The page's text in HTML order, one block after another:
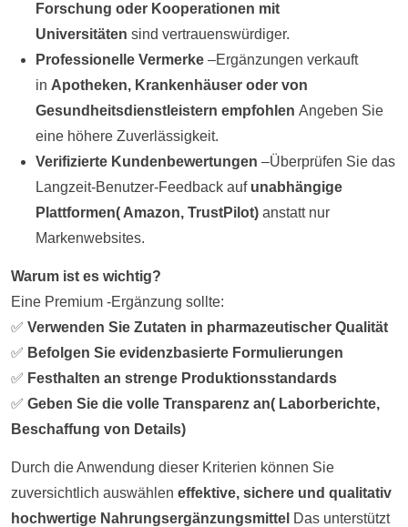
Forschung oder Kooperationen mit
Universitäten sind vertrauenswürdiger.
Professionelle Vermerke –Ergänzungen verkauft
in Apotheken, Krankenhäuser oder von
Gesundheitsdienstleistern empfohlen Angeben Sie
eine höhere Zuverlässigkeit.
Verifizierte Kundenbewertungen –Überprüfen Sie das
Langzeit-Benutzer-Feedback auf unabhängige
Plattformen( Amazon, TrustPilot) anstatt nur
Markenwebsites.
Warum ist es wichtig?
Eine Premium -Ergänzung sollte:
✅ Verwenden Sie Zutaten in pharmazeutischer Qualität
✅ Befolgen Sie evidenzbasierte Formulierungen
✅ Festhalten an strenge Produktionsstandards
✅ Geben Sie die volle Transparenz an( Laborberichte,
Beschaffung von Details)
Durch die Anwendung dieser Kriterien können Sie
zuversichtlich auswählen effektive, sichere und qualitativ
hochwertige Nahrungsergänzungsmittel Das unterstützt